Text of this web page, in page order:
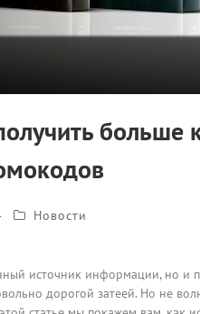
больше
Новости
источник информации, но и
дорогой затеей. Но не